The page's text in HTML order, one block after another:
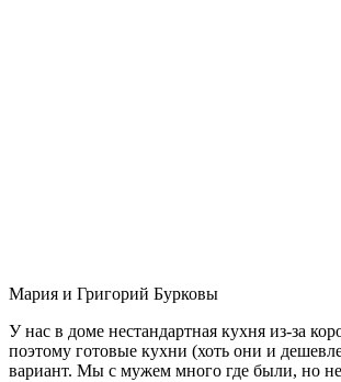
Мария и Григорий Бурковы
У нас в доме нестандартная кухня из-за
поэтому готовые кухни (хоть они и
вариант. Мы с мужем много где были, но